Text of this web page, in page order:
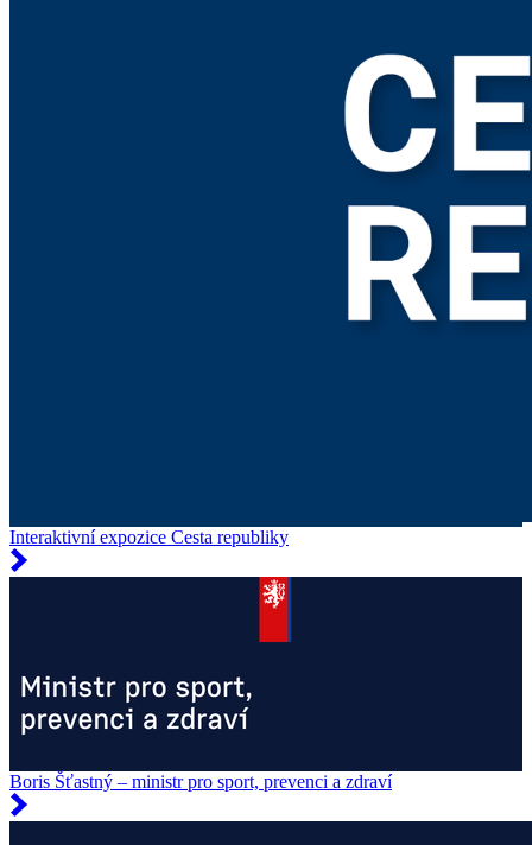
Interaktivní expozice Cesta republiky
Boris Šťastný – ministr pro sport, prevenci a zdraví